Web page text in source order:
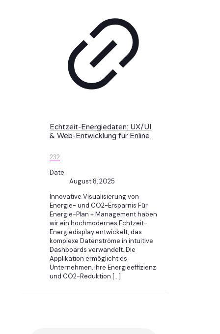
Echtzeit-Energiedaten: UX/UI
& Web-Entwicklung für Enline
232
Date
August 8, 2025
Innovative Visualisierung von
Energie- und CO2-Ersparnis Für
Energie-Plan + Management haben
wir ein hochmodernes Echtzeit-
Energiedisplay entwickelt, das
komplexe Datenströme in intuitive
Dashboards verwandelt. Die
Applikation ermöglicht es
Unternehmen, ihre Energieeffizienz
und CO2-Reduktion […]